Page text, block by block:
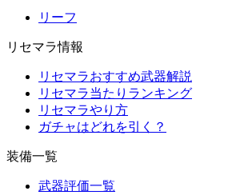
リーフ
リセマラ情報
リセマラおすすめ武器解説
リセマラ当たりランキング
リセマラやり方
ガチャはどれを引く？
装備一覧
武器評価一覧